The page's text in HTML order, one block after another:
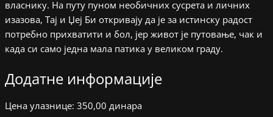
власнику. На путу пуном необичних сусрета и личних
изазова, Тај и Џеј Би откривају да је за истинску радост
потребно прихватити и бол, јер живот је путовање, чак и
када си само једна мала патика у великом граду.
Додатне информације
Цена улазнице: 350,00 динара